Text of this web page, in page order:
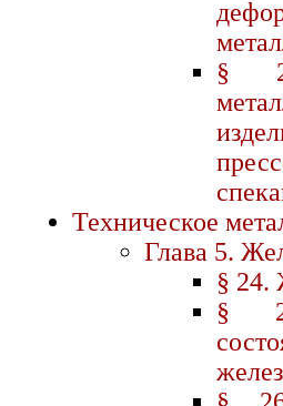
§
Техническое
Глава 5.
§ 24.
§